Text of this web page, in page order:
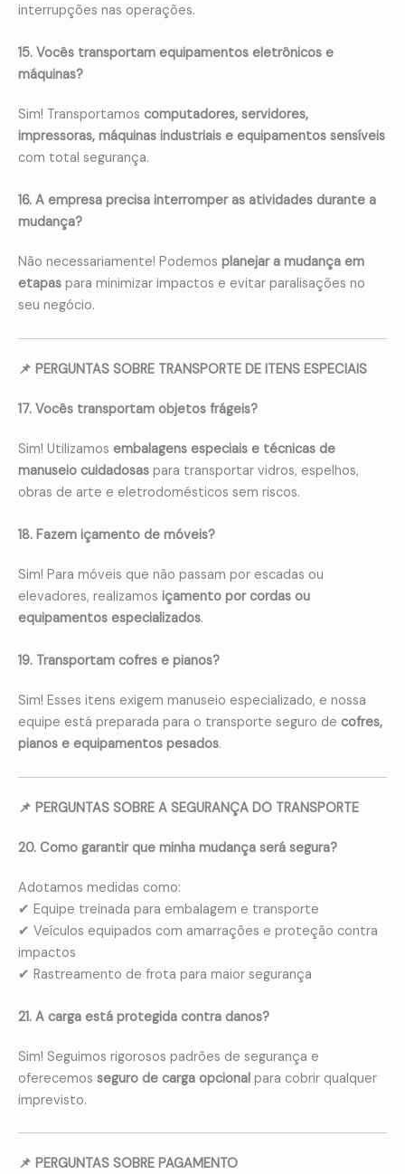
interrupções nas operações.
15. Vocês transportam equipamentos eletrônicos e
máquinas?
Sim! Transportamos computadores, servidores,
impressoras, máquinas industriais e equipamentos sensíveis
com total segurança.
16. A empresa precisa interromper as atividades durante a
mudança?
Não necessariamente! Podemos planejar a mudança em
etapas para minimizar impactos e evitar paralisações no
seu negócio.
📌 PERGUNTAS SOBRE TRANSPORTE DE ITENS ESPECIAIS
17. Vocês transportam objetos frágeis?
Sim! Utilizamos embalagens especiais e técnicas de
manuseio cuidadosas para transportar vidros, espelhos,
obras de arte e eletrodomésticos sem riscos.
18. Fazem içamento de móveis?
Sim! Para móveis que não passam por escadas ou
elevadores, realizamos içamento por cordas ou
equipamentos especializados.
19. Transportam cofres e pianos?
Sim! Esses itens exigem manuseio especializado, e nossa
equipe está preparada para o transporte seguro de cofres,
pianos e equipamentos pesados.
📌 PERGUNTAS SOBRE A SEGURANÇA DO TRANSPORTE
20. Como garantir que minha mudança será segura?
Adotamos medidas como:
✔ Equipe treinada para embalagem e transporte
✔ Veículos equipados com amarrações e proteção contra
impactos
✔ Rastreamento de frota para maior segurança
21. A carga está protegida contra danos?
Sim! Seguimos rigorosos padrões de segurança e
oferecemos seguro de carga opcional para cobrir qualquer
imprevisto.
📌 PERGUNTAS SOBRE PAGAMENTO